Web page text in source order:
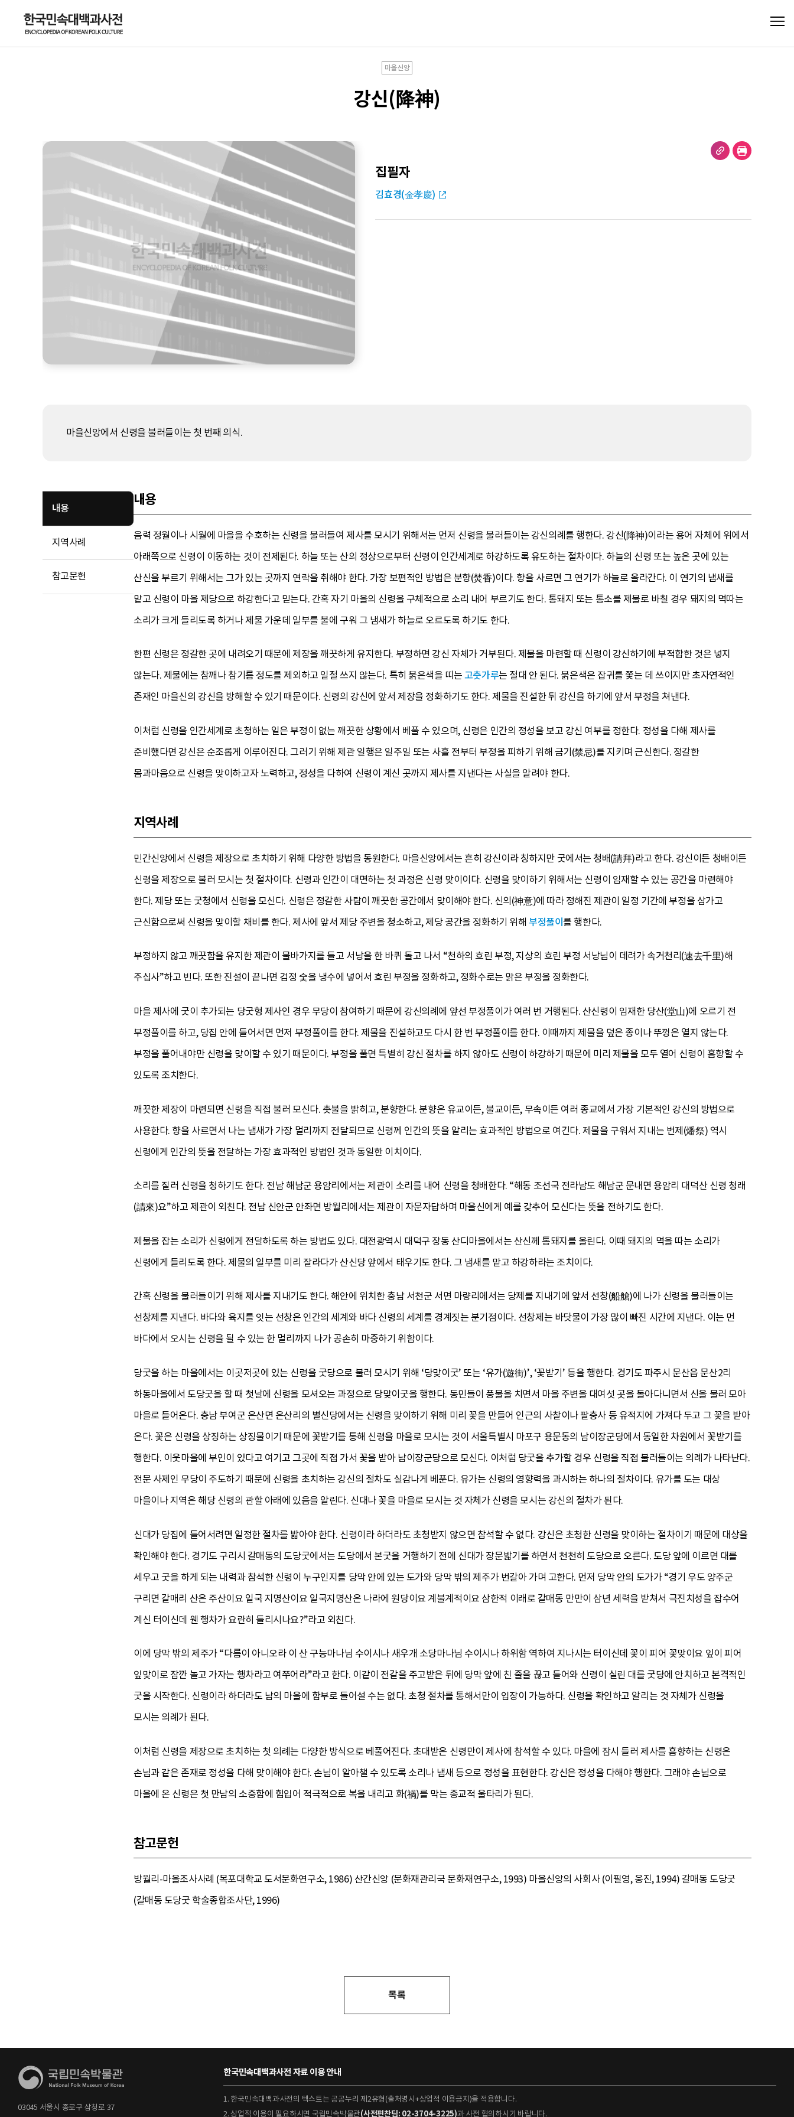
마을신앙
강신(降神)
집필자
김효경(金孝慶)
마을신앙에서 신령을 불러들이는 첫 번째 의식.
내용
지역사례
참고문헌
내용
음력 정월이나 시월에 마을을 수호하는 신령을 불러들여 제사를 모시기 위해서는 먼저 신령을 불러들이는 강신의례를 행한다. 강신(降神)이라는 용어 자체에 위에서
아래쪽으로 신령이 이동하는 것이 전제된다. 하늘 또는 산의 정상으로부터 신령이 인간세계로 하강하도록 유도하는 절차이다. 하늘의 신령 또는 높은 곳에 있는
산신을 부르기 위해서는 그가 있는 곳까지 연락을 취해야 한다. 가장 보편적인 방법은 분향(焚香)이다. 향을 사르면 그 연기가 하늘로 올라간다. 이 연기의 냄새를
맡고 신령이 마을 제당으로 하강한다고 믿는다. 간혹 자기 마을의 신령을 구체적으로 소리 내어 부르기도 한다. 통돼지 또는 통소를 제물로 바칠 경우 돼지의 멱따는
소리가 크게 들리도록 하거나 제물 가운데 일부를 불에 구워 그 냄새가 하늘로 오르도록 하기도 한다.
한편 신령은 정갈한 곳에 내려오기 때문에 제장을 깨끗하게 유지한다. 부정하면 강신 자체가 거부된다. 제물을 마련할 때 신령이 강신하기에 부적합한 것은 넣지
않는다. 제물에는 참깨나 참기름 정도를 제외하고 일절 쓰지 않는다. 특히 붉은색을 띠는고춧가루는 절대 안 된다. 붉은색은 잡귀를 쫓는 데 쓰이지만 초자연적인
존재인 마을신의 강신을 방해할 수 있기 때문이다. 신령의 강신에 앞서 제장을 정화하기도 한다. 제물을 진설한 뒤 강신을 하기에 앞서 부정을 쳐낸다.
이처럼 신령을 인간세계로 초청하는 일은 부정이 없는 깨끗한 상황에서 베풀 수 있으며, 신령은 인간의 정성을 보고 강신 여부를 정한다. 정성을 다해 제사를
준비했다면 강신은 순조롭게 이루어진다. 그러기 위해 제관 일행은 일주일 또는 사흘 전부터 부정을 피하기 위해 금기(禁忌)를 지키며 근신한다. 정갈한
몸과마음으로 신령을 맞이하고자 노력하고, 정성을 다하여 신령이 계신 곳까지 제사를 지낸다는 사실을 알려야 한다.
지역사례
민간신앙에서 신령을 제장으로 초치하기 위해 다양한 방법을 동원한다. 마을신앙에서는 흔히 강신이라 칭하지만 굿에서는 청배(請拜)라고 한다. 강신이든 청배이든
신령을 제장으로 불러 모시는 첫 절차이다. 신령과 인간이 대면하는 첫 과정은 신령 맞이이다. 신령을 맞이하기 위해서는 신령이 임재할 수 있는 공간을 마련해야
한다. 제당 또는 굿청에서 신령을 모신다. 신령은 정갈한 사람이 깨끗한 공간에서 맞이해야 한다. 신의(神意)에 따라 정해진 제관이 일정 기간에 부정을 삼가고
근신함으로써 신령을 맞이할 채비를 한다. 제사에 앞서 제당 주변을 청소하고, 제당 공간을 정화하기 위해 부정풀이를 행한다.
부정하지 않고 깨끗함을 유지한 제관이 물바가지를 들고 서낭을 한 바퀴 돌고 나서 “천하의 흐린 부정, 지상의 흐린 부정 서낭님이 데려가 속거천리(速去千里)해
주십사”하고 빈다. 또한 진설이 끝나면 검정 숯을 냉수에 넣어서 흐린 부정을 정화하고, 정화수로는 맑은 부정을 정화한다.
마을 제사에 굿이 추가되는 당굿형 제사인 경우 무당이 참여하기 때문에 강신의례에 앞선 부정풀이가 여러 번 거행된다. 산신령이 임재한 당산(堂山)에 오르기 전
부정풀이를 하고, 당집 안에 들어서면 먼저 부정풀이를 한다. 제물을 진설하고도 다시 한 번 부정풀이를 한다. 이때까지 제물을 덮은 종이나 뚜껑은 열지 않는다.
부정을 풀어내야만 신령을 맞이할 수 있기 때문이다. 부정을 풀면 특별히 강신 절차를 하지 않아도 신령이 하강하기 때문에 미리 제물을 모두 열어 신령이 흠향할 수
있도록 조치한다.
깨끗한 제장이 마련되면 신령을 직접 불러 모신다. 촛불을 밝히고, 분향한다. 분향은 유교이든, 불교이든, 무속이든 여러 종교에서 가장 기본적인 강신의 방법으로
사용한다. 향을 사르면서 나는 냄새가 가장 멀리까지 전달되므로 신령께 인간의 뜻을 알리는 효과적인 방법으로 여긴다. 제물을 구워서 지내는 번제(燔祭) 역시
신령에게 인간의 뜻을 전달하는 가장 효과적인 방법인 것과 동일한 이치이다.
소리를 질러 신령을 청하기도 한다. 전남 해남군 용암리에서는 제관이 소리를 내어 신령을 청배한다. “해동 조선국 전라남도 해남군 문내면 용암리 대덕산 신령 청래
(請來)요”하고 제관이 외친다. 전남 신안군 안좌면 방월리에서는 제관이 자문자답하며 마을신에게 예를 갖추어 모신다는 뜻을 전하기도 한다.
제물을 잡는 소리가 신령에게 전달하도록 하는 방법도 있다. 대전광역시 대덕구 장동 산디마을에서는 산신께 통돼지를 올린다. 이때 돼지의 멱을 따는 소리가
신령에게 들리도록 한다. 제물의 일부를 미리 잘라다가 산신당 앞에서 태우기도 한다. 그 냄새를 맡고 하강하라는 조치이다.
간혹 신령을 불러들이기 위해 제사를 지내기도 한다. 해안에 위치한 충남 서천군 서면 마량리에서는 당제를 지내기에 앞서 선창(船艙)에 나가 신령을 불러들이는
선창제를 지낸다. 바다와 육지를 잇는 선창은 인간의 세계와 바다 신령의 세계를 경계짓는 분기점이다. 선창제는 바닷물이 가장 많이 빠진 시간에 지낸다. 이는 먼
바다에서 오시는 신령을 될 수 있는 한 멀리까지 나가 공손히 마중하기 위함이다.
당굿을 하는 마을에서는 이곳저곳에 있는 신령을 굿당으로 불러 모시기 위해 ‘당맞이굿’ 또는 ‘유가(遊街)’, ‘꽃받기’ 등을 행한다. 경기도 파주시 문산읍 문산2리
하동마을에서 도당굿을 할 때 첫날에 신령을 모셔오는 과정으로 당맞이굿을 행한다. 동민들이 풍물을 치면서 마을 주변을 대여섯 곳을 돌아다니면서 신을 불러 모아
마을로 들어온다. 충남 부여군 은산면 은산리의 별신당에서는 신령을 맞이하기 위해 미리 꽃을 만들어 인근의 사찰이나 팔충사 등 유적지에 가져다 두고 그 꽃을 받아
온다. 꽃은 신령을 상징하는 상징물이기 때문에 꽃받기를 통해 신령을 마을로 모시는 것이 서울특별시 마포구 용문동의 남이장군당에서 동일한 차원에서 꽃받기를
행한다. 이웃마을에 부인이 있다고 여기고 그곳에 직접 가서 꽃을 받아 남이장군당으로 모신다. 이처럼 당굿을 추가할 경우 신령을 직접 불러들이는 의례가 나타난다.
전문 사제인 무당이 주도하기 때문에 신령을 초치하는 강신의 절차도 실감나게 베푼다. 유가는 신령의 영향력을 과시하는 하나의 절차이다. 유가를 도는 대상
마을이나 지역은 해당 신령의 관할 아래에 있음을 알린다. 신대나 꽃을 마을로 모시는 것 자체가 신령을 모시는 강신의 절차가 된다.
신대가 당집에 들어서려면 일정한 절차를 밟아야 한다. 신령이라 하더라도 초청받지 않으면 참석할 수 없다. 강신은 초청한 신령을 맞이하는 절차이기 때문에 대상을
확인해야 한다. 경기도 구리시 갈매동의 도당굿에서는 도당에서 본굿을 거행하기 전에 신대가 장문밟기를 하면서 천천히 도당으로 오른다. 도당 앞에 이르면 대를
세우고 굿을 하게 되는 내력과 참석한 신령이 누구인지를 당막 안에 있는 도가와 당막 밖의 제주가 번갈아 가며 고한다. 먼저 당막 안의 도가가 “경기 우도 양주군
구리면 갈매리 산은 주산이요 일국 지명산이요 일국지명산은 나라에 원당이요 계불계적이요 삼한적 이래로 갈매동 만만이 삼년 세력을 받쳐서 극진치성을 잡수어
계신 터이신데 웬 행차가 요란히 들리시나요?”라고 외친다.
이에 당막 밖의 제주가 “다름이 아니오라 이 산 구능마나님 수이시나 새우개 소당마나님 수이시나 하위함 역하여 지나시는 터이신데 꽃이 피어 꽃맞이요 잎이 피어
잎맞이로 잠깐 놀고 가자는 행차라고 여쭈어라”라고 한다. 이같이 전갈을 주고받은 뒤에 당막 앞에 친 줄을 끊고 들어와 신령이 실린 대를 굿당에 안치하고 본격적인
굿을 시작한다. 신령이라 하더라도 남의 마을에 함부로 들어설 수는 없다. 초청 절차를 통해서만이 입장이 가능하다. 신령을 확인하고 알리는 것 자체가 신령을
모시는 의례가 된다.
이처럼 신령을 제장으로 초치하는 첫 의례는 다양한 방식으로 베풀어진다. 초대받은 신령만이 제사에 참석할 수 있다. 마을에 잠시 들러 제사를 흠향하는 신령은
손님과 같은 존재로 정성을 다해 맞이해야 한다. 손님이 알아챌 수 있도록 소리나 냄새 등으로 정성을 표현한다. 강신은 정성을 다해야 행한다. 그래야 손님으로
마을에 온 신령은 첫 만남의 소중함에 힘입어 적극적으로 복을 내리고 화(禍)를 막는 종교적 울타리가 된다.
참고문헌
방월리-마을조사사례 (목포대학교 도서문화연구소, 1986) 산간신앙 (문화재관리국 문화재연구소, 1993) 마을신앙의 사회사 (이필영, 웅진, 1994) 갈매동 도당굿
(갈매동 도당굿 학술종합조사단, 1996)
목록
03045 서울시 종로구 삼청로 37
한국민속대백과사전 자료 이용 안내
1. 한국민속대백과사전의 텍스트는 공공누리 제2유형(출처명시+상업적 이용금지)을 적용합니다.
2. 상업적 이용이 필요하시면 국립민속박물관(사전편찬팀: 02-3704-3225)과 사전 협의하시기 바랍니다.